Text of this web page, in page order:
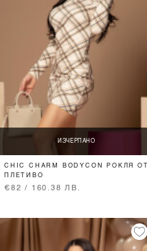
ИЗЧЕРПАНО
CHIC CHARM BODYCON РОКЛЯ ОТ
ПЛЕТИВО
€82 / 160.38 ЛВ.